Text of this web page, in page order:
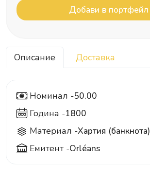
Описание Доставка
50 Номинал -50.00
Година -1800
Материал -Хартия (банкнота)
Емитент -Orléans